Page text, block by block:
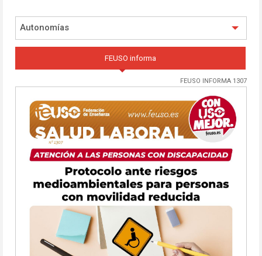
Autonomías
FEUSO informa
FEUSO INFORMA 1307